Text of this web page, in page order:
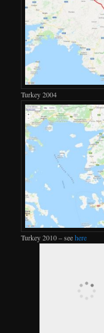
Turkey 2004
Turkey 2010 – seehere